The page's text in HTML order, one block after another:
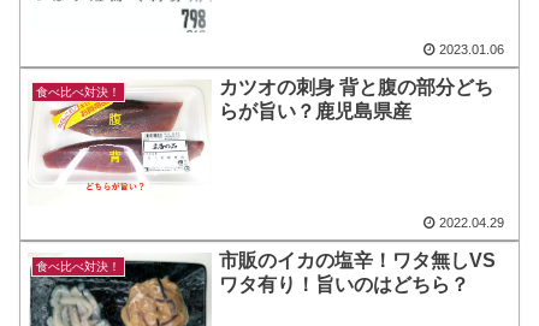
2023.01.06
食べ比べ対決！
カツオの刺身 背と腹の部分どち
らが旨い？鹿児島県産
2022.04.29
食べ比べ対決！
市販のイカの塩辛！ワタ無しVS
ワタ有り！旨いのはどちら？